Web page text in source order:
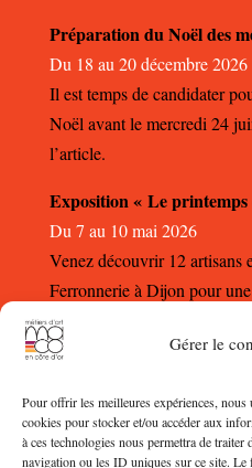
Gérer le
Pour offrir les meilleures expériences,
cookies pour stocker et/ou accéder aux
à ces technologies nous permettra de traiter
navigation ou les ID uniques sur ce site. Le
Préparation du Noël des
Du 18 au 20 décembre 2026
Il est temps de candidater
Noël avant le mercredi 24
l’article.
Exposition « Le printemps
Du 7 au 10 mai 2026
Venez découvrir 12 artisans
Ferronnerie à Dijon pour
autour des métiers d’Art.